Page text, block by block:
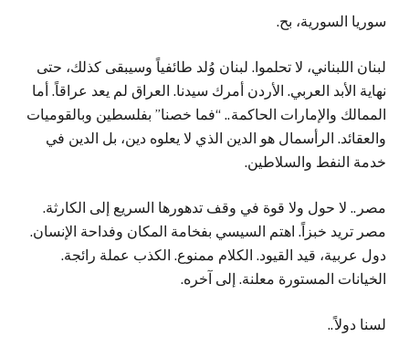
سوريا السورية، بح.
لبنان اللبناني، لا تحلموا. لبنان وُلد طائفياً وسيبقى كذلك، حتى
نهاية الأبد العربي. الأردن أمرك سيدنا. العراق لم يعد عراقاً. أما
الممالك والإمارات الحاكمة.. “فما خصنا” بفلسطين وبالقوميات
والعقائد. الرأسمال هو الدين الذي لا يعلوه دين، بل الدين في
خدمة النفط والسلاطين.
مصر.. لا حول ولا قوة في وقف تدهورها السريع إلى الكارثة.
مصر تريد خبزاً. اهتم السيسي بفخامة المكان وفداحة الإنسان.
دول عربية، قيد القيود. الكلام ممنوع. الكذب عملة رائجة.
الخيانات المستورة معلنة. إلى آخره.
لسنا دولاً..